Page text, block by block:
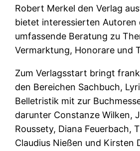
Robert Merkel den Verlag
bietet interessierten Autoren
umfassende Beratung zu
Vermarktung, Honorare und
Zum Verlagsstart bringt
den Bereichen Sachbuch,
Belletristik mit zur
darunter Constanze Wilken,
Roussety, Diana Feuerbach,
Claudius Nießen und Kirsten